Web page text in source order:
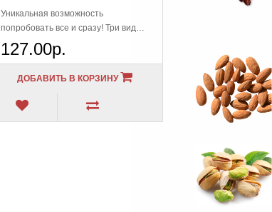
Уникальная возможность
попробовать все и сразу! Три вида
национального десерта в
экономичной мини-уп..
127.00р.
ДОБАВИТЬ В КОРЗИНУ